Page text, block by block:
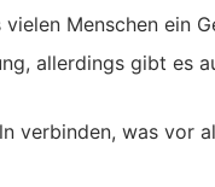
Menschen ein
allerdings gibt es
verbinden, was vor